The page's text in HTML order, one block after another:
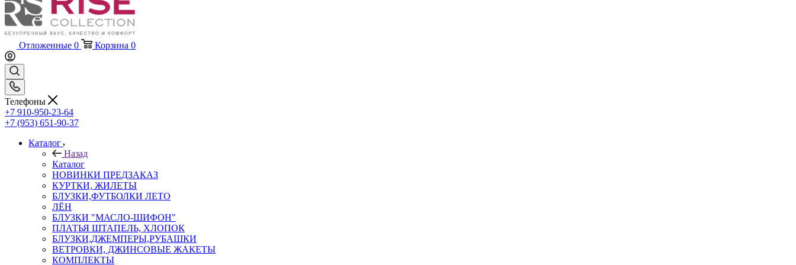
Отложенные 0 Корзина 0
Телефоны
+7 910-950-23-64
+7 (953) 651-90-37
Каталог
Назад
Каталог
НОВИНКИ ПРЕДЗАКАЗ
КУРТКИ, ЖИЛЕТЫ
БЛУЗКИ,ФУТБОЛКИ ЛЕТО
ЛЁН
БЛУЗКИ "МАСЛО-ШИФОН"
ПЛАТЬЯ ШТАПЕЛЬ, ХЛОПОК
БЛУЗКИ,ДЖЕМПЕРЫ,РУБАШКИ
ВЕТРОВКИ, ДЖИНСОВЫЕ ЖАКЕТЫ
КОМПЛЕКТЫ